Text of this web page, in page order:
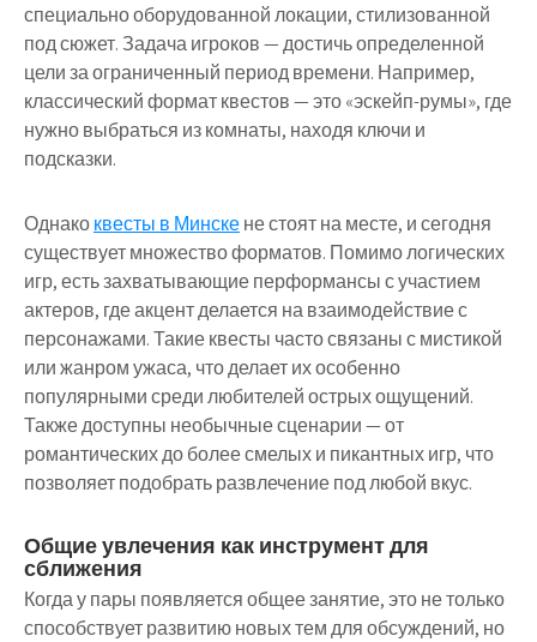
специально оборудованной локации, стилизованной
под сюжет. Задача игроков — достичь определенной
цели за ограниченный период времени. Например,
классический формат квестов — это «эскейп-румы», где
нужно выбраться из комнаты, находя ключи и
подсказки.
Однакоквесты в Минскене стоят на месте, и сегодня
существует множество форматов. Помимо логических
игр, есть захватывающие перформансы с участием
актеров, где акцент делается на взаимодействие с
персонажами. Такие квесты часто связаны с мистикой
или жанром ужаса, что делает их особенно
популярными среди любителей острых ощущений.
Также доступны необычные сценарии — от
романтических до более смелых и пикантных игр, что
позволяет подобрать развлечение под любой вкус.
Общие увлечения как инструмент для
сближения
Когда у пары появляется общее занятие, это не только
способствует развитию новых тем для обсуждений, но